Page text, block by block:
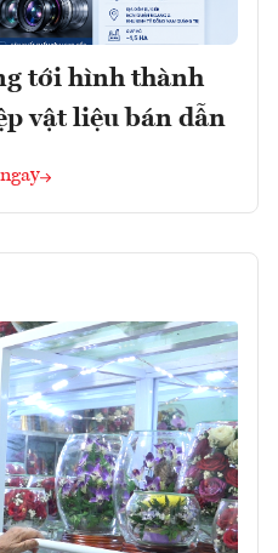
tới hình thành
vật liệu bán dẫn